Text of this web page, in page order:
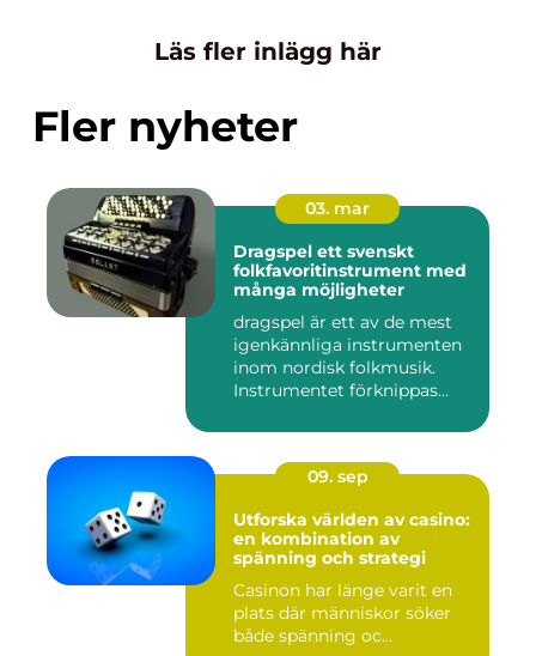
Läs fler inlägg här
Fler nyheter
03. mar
Dragspel ett svenskt
folkfavoritinstrument med
många möjligheter
dragspel är ett av de mest
igenkännliga instrumenten
inom nordisk folkmusik.
Instrumentet förknippas...
09. sep
Utforska världen av casino:
en kombination av
spänning och strategi
Casinon har länge varit en
plats där människor söker
både spänning oc...